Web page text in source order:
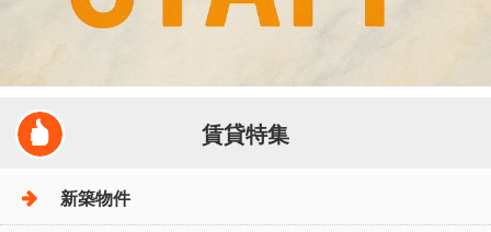
賃貸特集
新築物件